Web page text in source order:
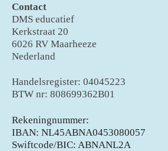
Contact
DMS educatief
Kerkstraat 20
6026 RV Maarheeze
Nederland
Handelsregister: 04045223
BTW nr: 808699362B01
Rekeningnummer:
IBAN: NL45ABNA0453080057
Swiftcode/BIC: ABNANL2A